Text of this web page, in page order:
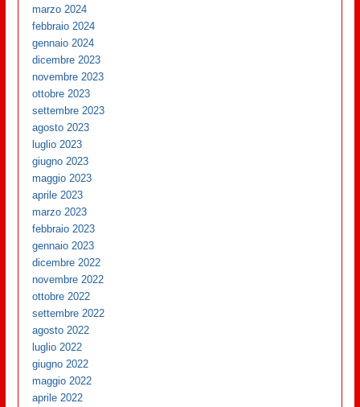
marzo 2024
febbraio 2024
gennaio 2024
dicembre 2023
novembre 2023
ottobre 2023
settembre 2023
agosto 2023
luglio 2023
giugno 2023
maggio 2023
aprile 2023
marzo 2023
febbraio 2023
gennaio 2023
dicembre 2022
novembre 2022
ottobre 2022
settembre 2022
agosto 2022
luglio 2022
giugno 2022
maggio 2022
aprile 2022